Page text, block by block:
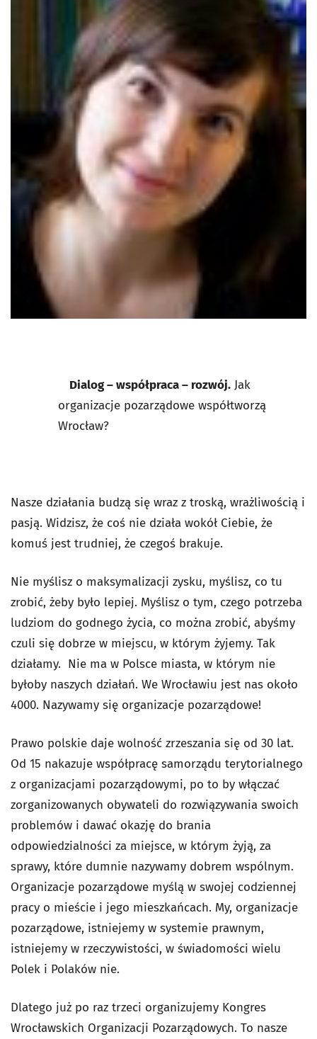
Dialog – współpraca – rozwój.Jak
organizacje pozarządowe współtworzą
Wrocław?
Nasze działania budzą się wraz z troską, wrażliwością i
pasją. Widzisz, że coś nie działa wokół Ciebie, że
komuś jest trudniej, że czegoś brakuje.
Nie myślisz o maksymalizacji zysku, myślisz, co tu
zrobić, żeby było lepiej. Myślisz o tym, czego potrzeba
ludziom do godnego życia, co można zrobić, abyśmy
czuli się dobrze w miejscu, w którym żyjemy. Tak
działamy. Nie ma w Polsce miasta, w którym nie
byłoby naszych działań. We Wrocławiu jest nas około
4000. Nazywamy się organizacje pozarządowe!
Prawo polskie daje wolność zrzeszania się od 30 lat.
Od 15 nakazuje współpracę samorządu terytorialnego
z organizacjami pozarządowymi, po to by włączać
zorganizowanych obywateli do rozwiązywania swoich
problemów i dawać okazję do brania
odpowiedzialności za miejsce, w którym żyją, za
sprawy, które dumnie nazywamy dobrem wspólnym.
Organizacje pozarządowe myślą w swojej codziennej
pracy o mieście i jego mieszkańcach. My, organizacje
pozarządowe, istniejemy w systemie prawnym,
istniejemy w rzeczywistości, w świadomości wielu
Polek i Polaków nie.
Dlatego już po raz trzeci organizujemy Kongres
Wrocławskich Organizacji Pozarządowych. To nasze